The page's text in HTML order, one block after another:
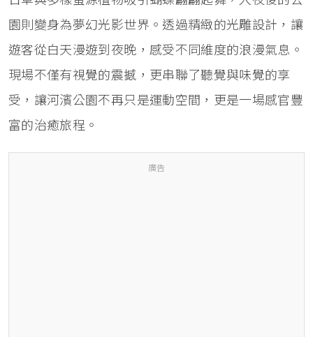
園則變身為夢幻光影世界。透過精緻的光雕設計，讓
遊客從白天漫遊到夜晚，感受不同維度的浪漫氣息。
現場不僅有視覺的震撼，更串聯了聽覺與味覺的享
受，讓河濱公園不再只是運動空間，更是一場感官豐
富的治癒旅程。
廣告